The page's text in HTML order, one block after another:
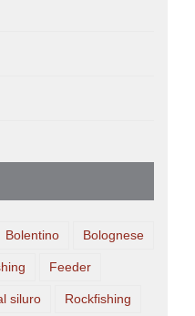
Bolentino Bolognese
Feeder
siluro Rockfishing